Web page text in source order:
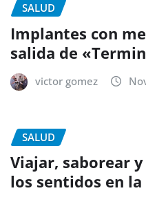
SALUD
Implantes con
salida de
victor gomez
SALUD
Viajar, saborear
los sentidos en